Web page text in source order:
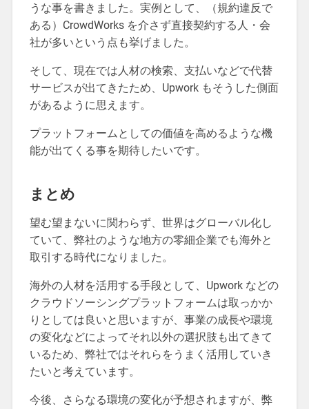
うな事を書きました。実例として、（規約違反で
ある）CrowdWorks を介さず直接契約する人・会
社が多いという点も挙げました。
そして、現在では人材の検索、支払いなどで代替
サービスが出てきたため、Upwork もそうした側面
があるように思えます。
プラットフォームとしての価値を高めるような機
能が出てくる事を期待したいです。
まとめ
望む望まないに関わらず、世界はグローバル化し
ていて、弊社のような地方の零細企業でも海外と
取引する時代になりました。
海外の人材を活用する手段として、Upwork などの
クラウドソーシングプラットフォームは取っかか
りとしては良いと思いますが、事業の成長や環境
の変化などによってそれ以外の選択肢も出てきて
いるため、弊社ではそれらをうまく活用していき
たいと考えています。
今後、さらなる環境の変化が予想されますが、弊